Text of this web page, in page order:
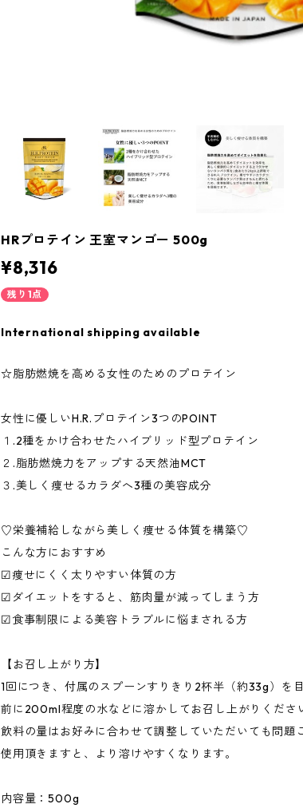
HRプロテイン 王室マンゴー 500g
¥8,316
残り1点
International shipping available
☆脂肪燃焼を高める女性のためのプロテイン
女性に優しいH.R.プロテイン3つのPOINT
１.2種をかけ合わせたハイブリッド型プロテイン
２.脂肪燃焼力をアップする天然油MCT
３.美しく痩せるカラダへ3種の美容成分
♡栄養補給しながら美しく痩せる体質を構築♡
こんな方におすすめ
☑︎痩せにくく太りやすい体質の方
☑︎ダイエットをすると、筋肉量が減ってしまう方
☑︎食事制限による美容トラブルに悩まされる方
【お召し上がり方】
1回につき、付属のスプーンすりきり2杯半（約33g）を
前に200ml程度の水などに溶かしてお召し上がりくださ
飲料の量はお好みに合わせて調整していただいても問題
使用頂きますと、より溶けやすくなります。
内容量：500g